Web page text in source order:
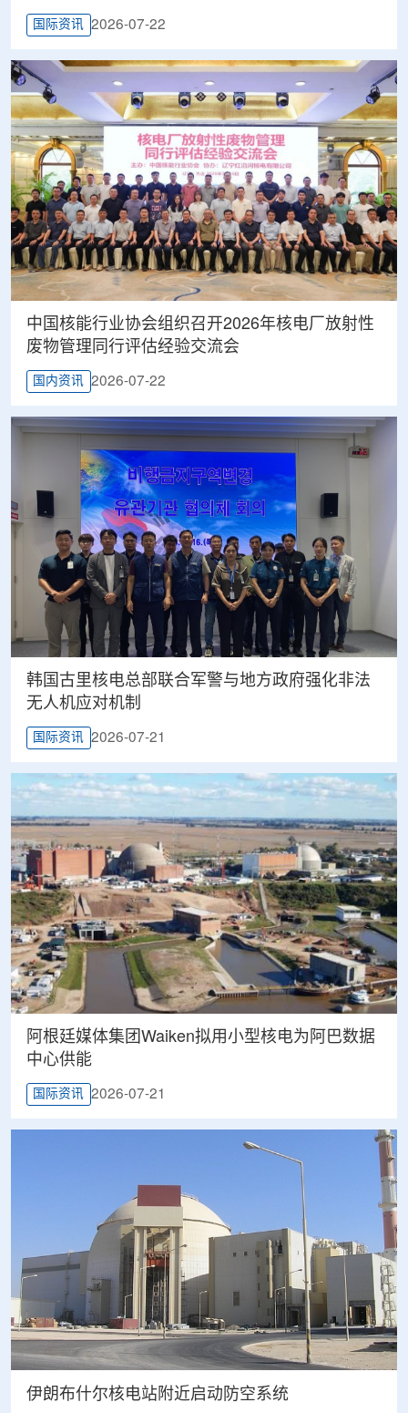
国际资讯 2026-07-22
中国核能行业协会组织召开2026年核电厂放射性
废物管理同行评估经验交流会
国内资讯 2026-07-22
韩国古里核电总部联合军警与地方政府强化非法
无人机应对机制
国际资讯 2026-07-21
阿根廷媒体集团Waiken拟用小型核电为阿巴数据
中心供能
国际资讯 2026-07-21
伊朗布什尔核电站附近启动防空系统